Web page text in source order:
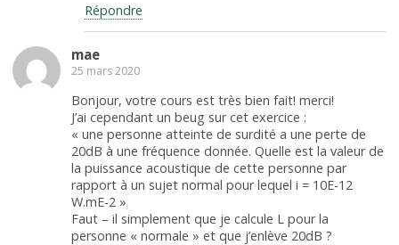
Répondre
mae
25 mars 2020
Bonjour, votre cours est très bien fait! merci!
J’ai cependant un beug sur cet exercice :
« une personne atteinte de surdité a une perte de
20dB à une fréquence donnée. Quelle est la valeur de
la puissance acoustique de cette personne par
rapport à un sujet normal pour lequel i = 10E-12
W.mE-2 »
Faut – il simplement que je calcule L pour la
personne « normale » et que j’enlève 20dB ?